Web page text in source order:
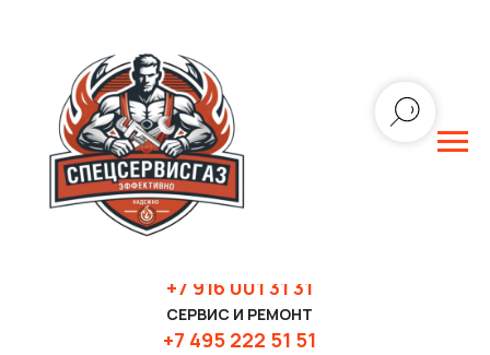
+7 916 001 31 31
СЕРВИС И РЕМОНТ
+7 495 222 51 51